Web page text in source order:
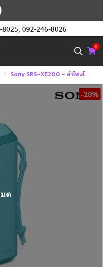
8025, 092-246-8026
0
Sony SRS-XE200 - ลำโพงไร้สายแบบพกพา XE200 X ซีรีส์
-28%
ด